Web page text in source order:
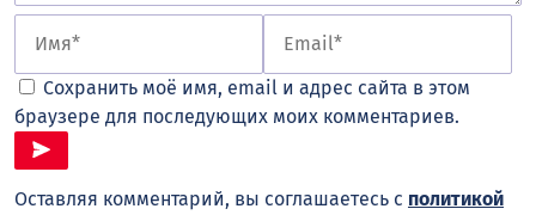
Сохранить моё имя, email и адрес сайта в этом
браузере для последующих моих комментариев.
Оставляя комментарий, вы соглашаетесь с политикой